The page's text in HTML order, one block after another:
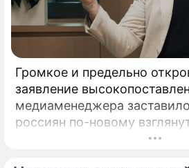
Громкое и предельно
заявление
медиаменеджера
россиян по-новому
годами происходит на